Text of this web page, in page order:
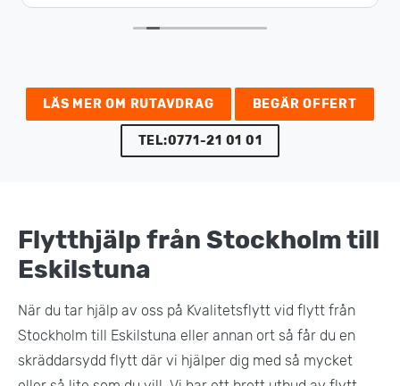
LÄS MER OM RUTAVDRAG BEGÄR OFFERT
TEL:0771-21 01 01
Flytthjälp från Stockholm till
Eskilstuna
När du tar hjälp av oss på Kvalitetsflytt vid flytt från
Stockholm till Eskilstuna eller annan ort så får du en
skräddarsydd flytt där vi hjälper dig med så mycket